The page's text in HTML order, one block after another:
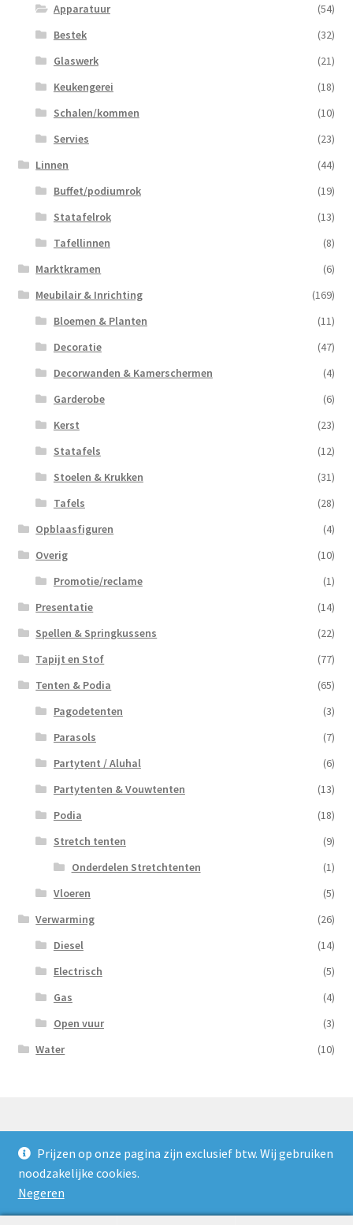
Prijzen op onze pagina zijn exclusief btw. Wij gebruiken
noodzakelijke cookies.
Negeren
Apparatuur
(54)
Bestek
(32)
Glaswerk
(21)
Keukengerei
(18)
Schalen/kommen
(10)
Servies
(23)
Linnen
(44)
Buffet/podiumrok
(19)
Statafelrok
(13)
Tafellinnen
(8)
Marktkramen
(6)
Meubilair & Inrichting
(169)
Bloemen & Planten
(11)
Decoratie
(47)
Decorwanden & Kamerschermen
(4)
Garderobe
(6)
Kerst
(23)
Statafels
(12)
Stoelen & Krukken
(31)
Tafels
(28)
Opblaasfiguren
(4)
Overig
(10)
Promotie/reclame
(1)
Presentatie
(14)
Spellen & Springkussens
(22)
Tapijt en Stof
(77)
Tenten & Podia
(65)
Pagodetenten
(3)
Parasols
(7)
Partytent / Aluhal
(6)
Partytenten & Vouwtenten
(13)
Podia
(18)
Stretch tenten
(9)
Onderdelen Stretchtenten
(1)
Vloeren
(5)
Verwarming
(26)
Diesel
(14)
Electrisch
(5)
Gas
(4)
Open vuur
(3)
Water
(10)
© Nooijens Verhuur 2026
Privacybeleid
Gebouwd met WooCommerce